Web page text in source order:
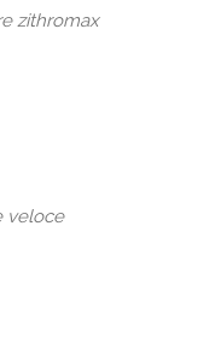
zithromax
veloce